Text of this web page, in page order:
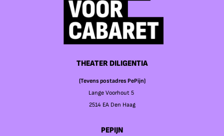
THEATER DILIGENTIA
(Tevens postadres PePijn)
Lange Voorhout 5
2514 EA Den Haag
PEPIJN